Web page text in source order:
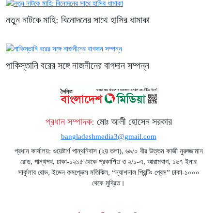
নতুন নাটকে মাহি: বিনোদনের সাথে হাসির ধামাকা
পাকিস্তানি বরের সঙ্গে নাজনীনের বাগদান সম্পন্ন
প্রধান সম্পাদক: মোঃ আলী হোসেন সরকার
bangladeshmedia3@gmail.com
প্রধান কার্যালয়: ওয়েষ্টার্ণ পান্থনিবাস (২য় তলা), ৬৯/০ বীর উত্তম কাজী নুরুজ্জামান
রোড, পান্থপথ, ঢাকা-১২১৫ থেকে প্রকাশিত ও ২/১-এ, আরামবাগ, ১৬৭ ইনার
সার্কুলার রোড, ইডেন কমপ্লেক্স মতিঝিল, “ন্যাশনাল প্রিন্টিং প্রেস” ঢাকা-১০০০
থেকে মুদ্রিত।